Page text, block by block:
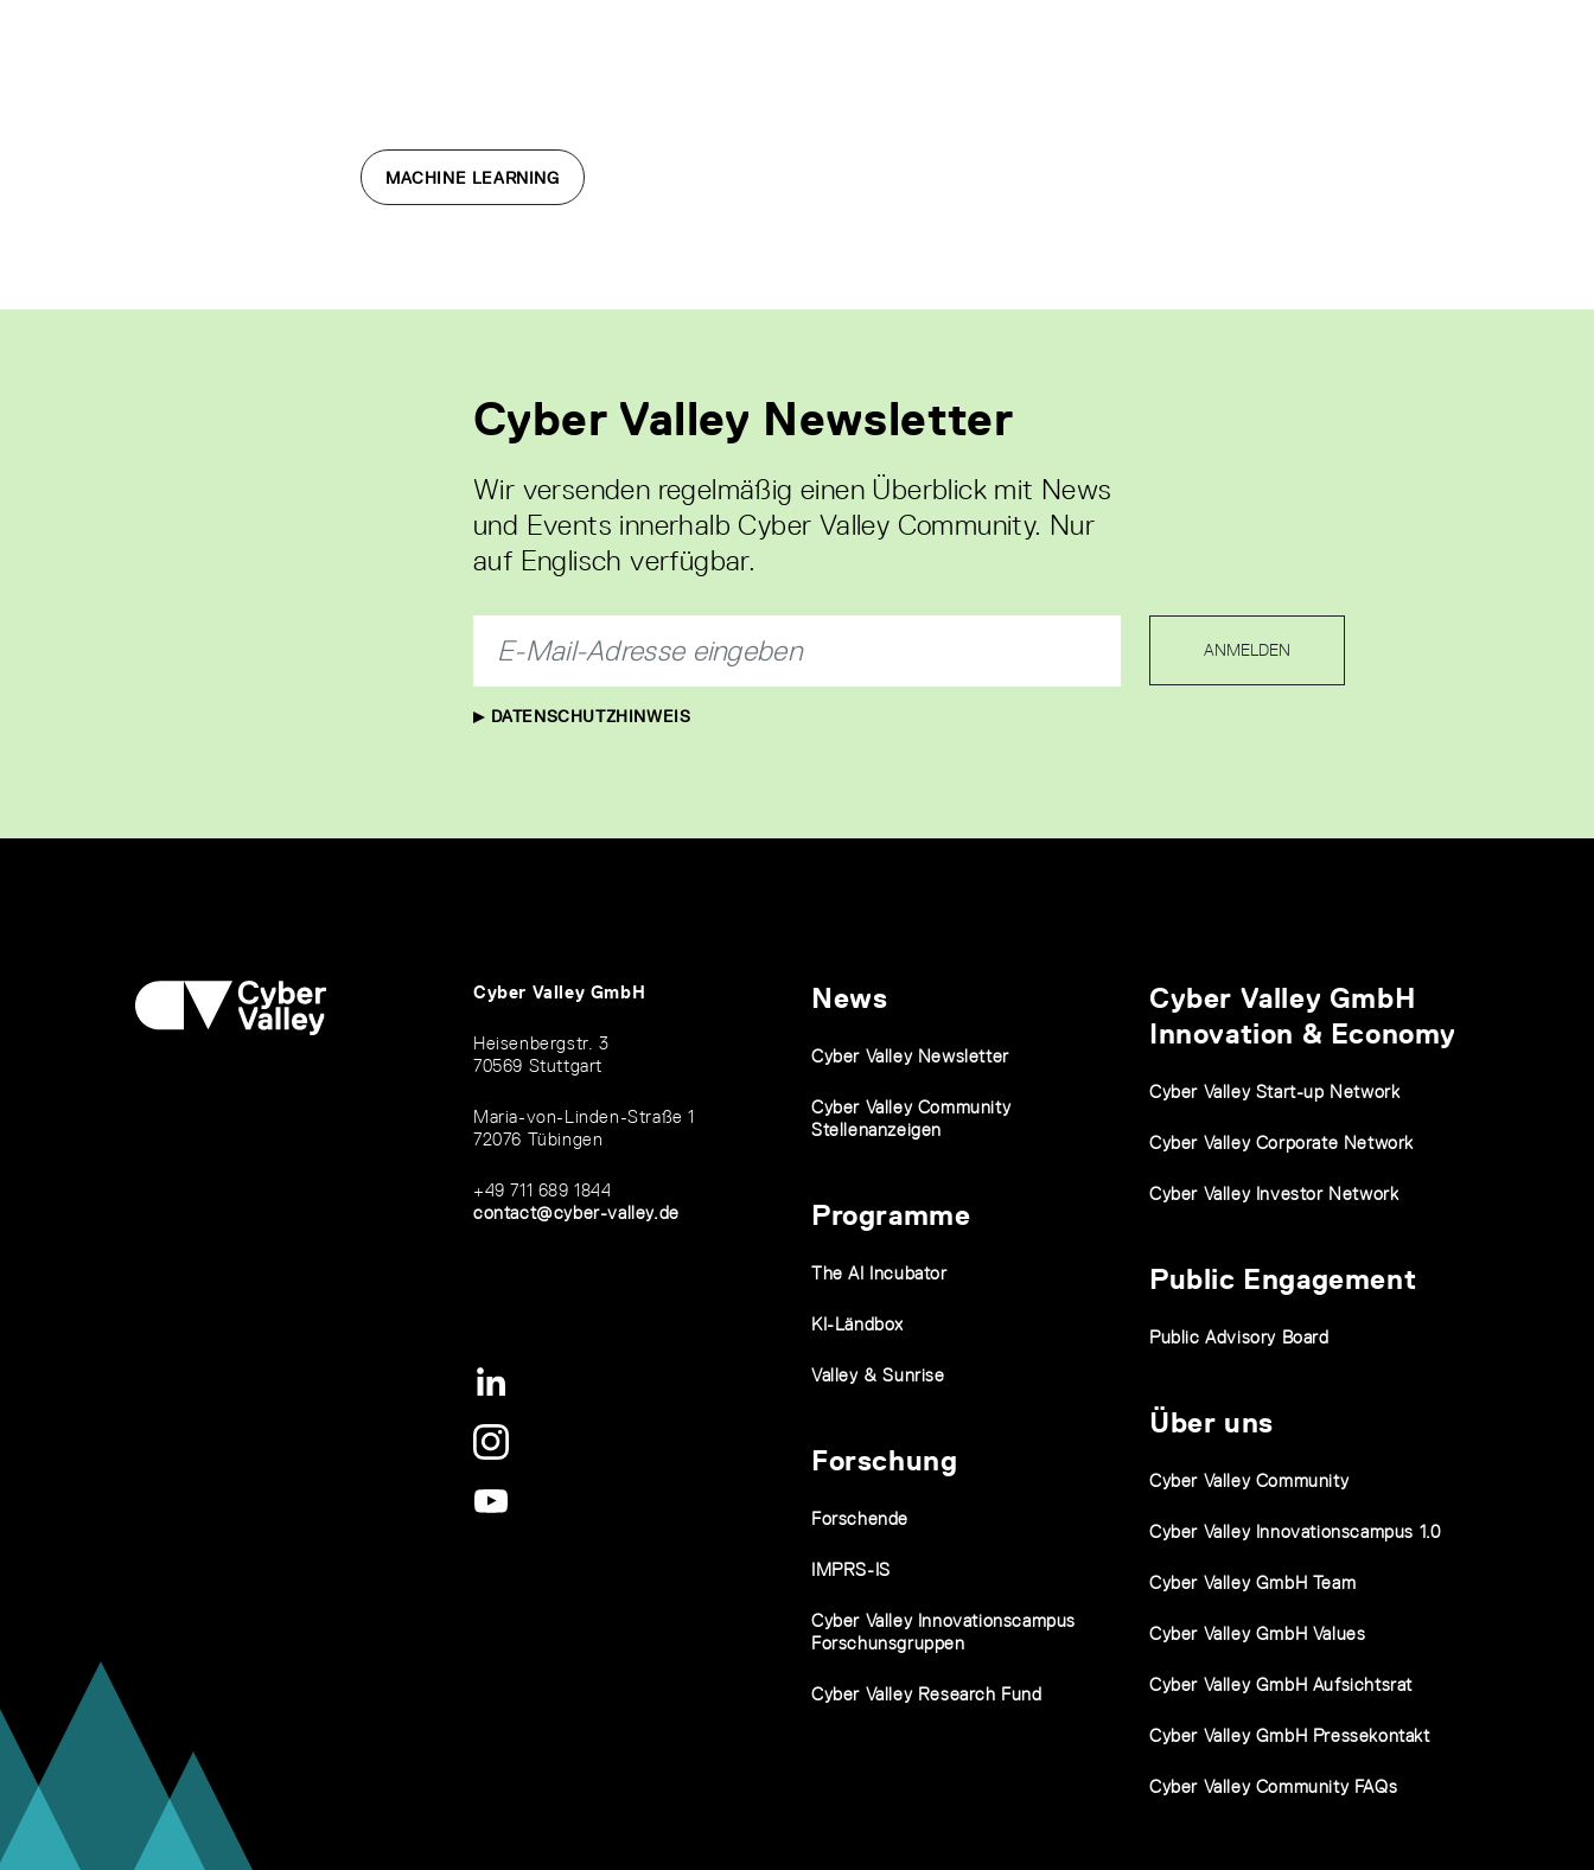
MACHINE LEARNING
Cyber Valley Newsletter
Wir versenden regelmäßig einen Überblick mit News
und Events innerhalb Cyber Valley Community. Nur
auf Englisch verfügbar.
DATENSCHUTZHINWEIS
ANMELDEN
Cyber Valley GmbH
Heisenbergstr. 3
70569 Stuttgart
Maria-von-Linden-Straße 1
72076 Tübingen
+49 711 689 1844
contact@cyber-valley.de
News
Cyber Valley Newsletter
Cyber Valley Community
Stellenanzeigen
Programme
The AI Incubator
KI-Ländbox
Valley & Sunrise
Forschung
Forschende
IMPRS-IS
Cyber Valley Innovationscampus
Forschunsgruppen
Cyber Valley Research Fund
Cyber Valley GmbH
Innovation & Economy
Cyber Valley Start-up Network
Cyber Valley Corporate Network
Cyber Valley Investor Network
Public Engagement
Public Advisory Board
Über uns
Cyber Valley Community
Cyber Valley Innovationscampus 1.0
Cyber Valley GmbH Team
Cyber Valley GmbH Values
Cyber Valley GmbH Aufsichtsrat
Cyber Valley GmbH Pressekontakt
Cyber Valley Community FAQs